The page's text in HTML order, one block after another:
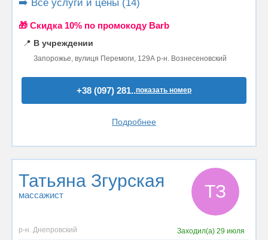
➡️ Все услуги и цены (14)
🎁 Cкидка 10% по промокоду Barb
📍 В учреждении
Запорожье, вулиця Перемоги, 129А р-н. Вознесеновский
+38 (097) 281..показать номер
Подробнее
Татьяна Згурская
массажист ТЗ
р-н. Днепровский Заходил(а)29 июля